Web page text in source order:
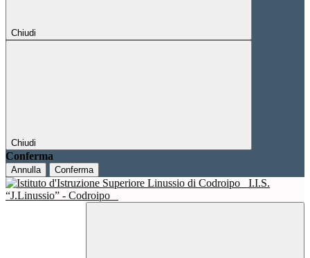
Chiudi
Chiudi
Conferma
Annulla Conferma
I.I.S.
“J.Linussio” - Codroipo